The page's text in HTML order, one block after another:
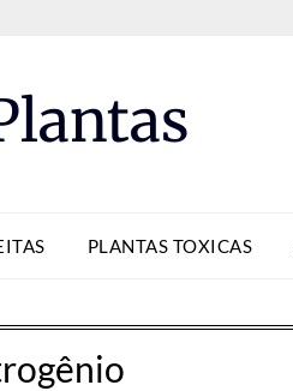
PLANTAS TOXICAS